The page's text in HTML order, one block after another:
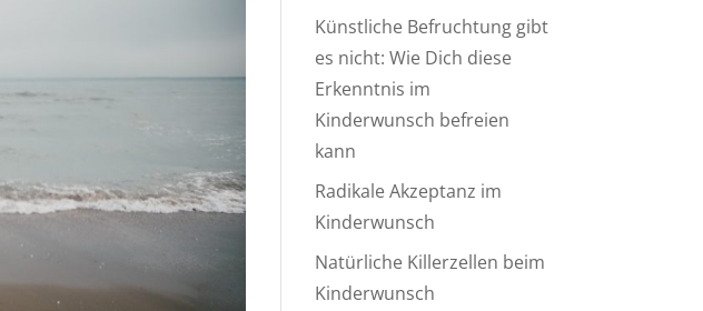
Künstliche Befruchtung gibt
es nicht: Wie Dich diese
Erkenntnis im
Kinderwunsch befreien
kann
Radikale Akzeptanz im
Kinderwunsch
Natürliche Killerzellen beim
Kinderwunsch